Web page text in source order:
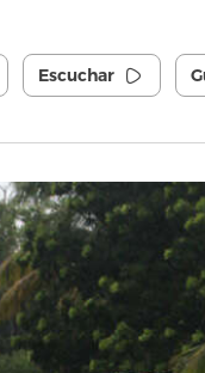
Escuchar